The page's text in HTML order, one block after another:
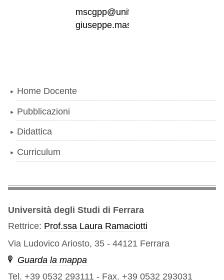
mscgpp@unife.it oppure
giuseppe.mascherpa@unife.it
Home Docente
Pubblicazioni
Didattica
Curriculum
Università degli Studi di Ferrara
Rettrice: Prof.ssa Laura Ramaciotti
Via Ludovico Ariosto, 35 - 44121 Ferrara
Guarda la mappa
Tel. +39 0532 293111 - Fax. +39 0532 293031